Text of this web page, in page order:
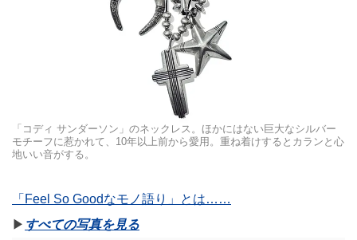
「コディ サンダーソン」のネックレス。ほかにはない巨大なシルバー
モチーフに惹かれて、10年以上前から愛用。重ね着けするとカランと心
地いい音がする。
「Feel So Goodなモノ語り」とは……
▶︎ すべての写真を見る